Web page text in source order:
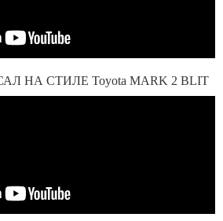
НА СТИЛЕ Toyota MARK 2 BLIT